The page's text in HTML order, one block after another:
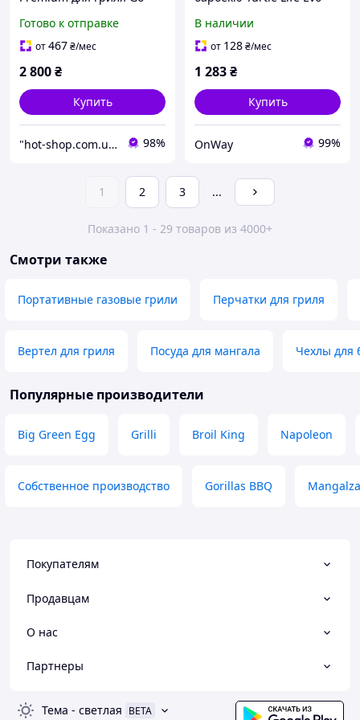
для гриля Weber
Готово к отправке
от467₴/мес
2 800₴
Купить
"hot-shop.com.ua" - интернет-магазин товаров для кухни, спорта, дома и сада 98%
черный для грилей до
112 см с защитой от
В наличии
от 128₴/мес
1 283₴
Купить
OnWay 99%
1 2 3 ...
Показано 1 - 29 товаров из 4000+
Смотри также
Портативные газовые грили Перчатки для гриля
Вертел для гриля Посуда для мангала Чехлы для
Популярные производители
Big Green Egg Grilli Broil King Napoleon
Собственное производство Gorillas BBQ
Покупателям
Продавцам
О нас
Партнеры
Тема - светлая BETA